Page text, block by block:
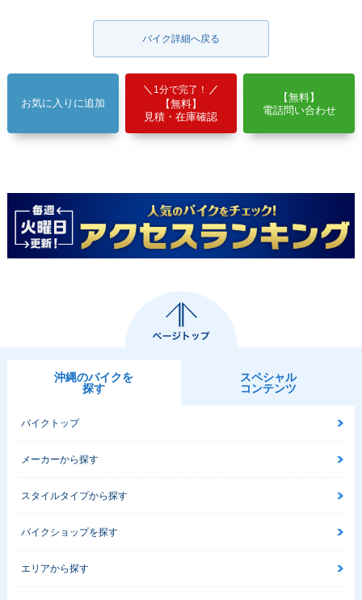
バイク詳細へ戻る
お気に入りに追加
1分で完了！
【無料】
見積・在庫確認
【無料】
電話問い合わせ
沖縄のバイクを
探す
スペシャル
コンテンツ
バイクトップ
メーカーから探す
スタイルタイプから探す
バイクショップを探す
エリアから探す